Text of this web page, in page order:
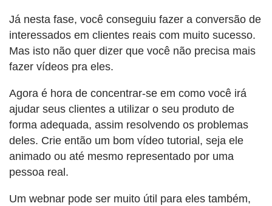
Já nesta fase, você conseguiu fazer a conversão de
interessados em clientes reais com muito sucesso.
Mas isto não quer dizer que você não precisa mais
fazer vídeos pra eles.
Agora é hora de concentrar-se em como você irá
ajudar seus clientes a utilizar o seu produto de
forma adequada, assim resolvendo os problemas
deles. Crie então um bom vídeo tutorial, seja ele
animado ou até mesmo representado por uma
pessoa real.
Um webnar pode ser muito útil para eles também,